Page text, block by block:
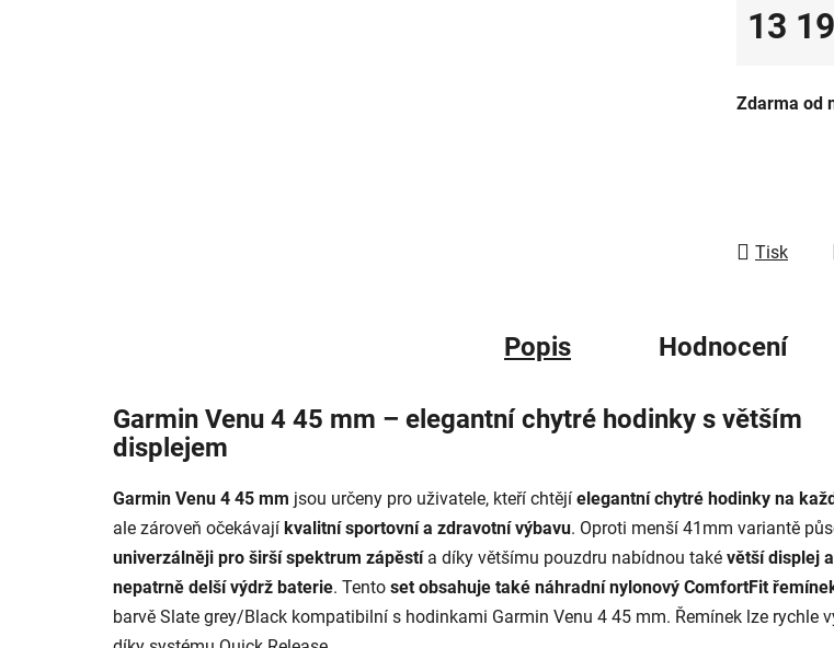
13
Zdarma od
Tisk
Popis Hodnocení
Garmin Venu 4 45 mm – elegantní chytré hodinky s větším
displejem
Garmin Venu 4 45 mm jsou určeny pro uživatele, kteří chtějí elegantní chytré hodinky na
ale zároveň očekávají kvalitní sportovní a zdravotní výbavu. Oproti menší 41mm variantě
univerzálněji pro širší spektrum zápěstía díky většímu pouzdru nabídnou také větší displej a
nepatrně delší výdrž baterie. Tento set obsahuje také náhradní nylonový ComfortFit
barvě Slate grey/Black kompatibilní s hodinkami Garmin Venu 4 45 mm. Řemínek lze rychle